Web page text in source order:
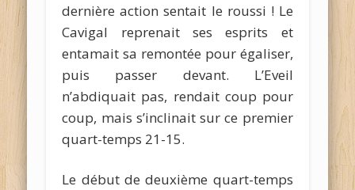
dernière action sentait le roussi ! Le
Cavigal reprenait ses esprits et
entamait sa remontée pour égaliser,
puis passer devant. L’Eveil
n’abdiquait pas, rendait coup pour
coup, mais s’inclinait sur ce premier
quart-temps 21-15.
Le début de deuxième quart-temps